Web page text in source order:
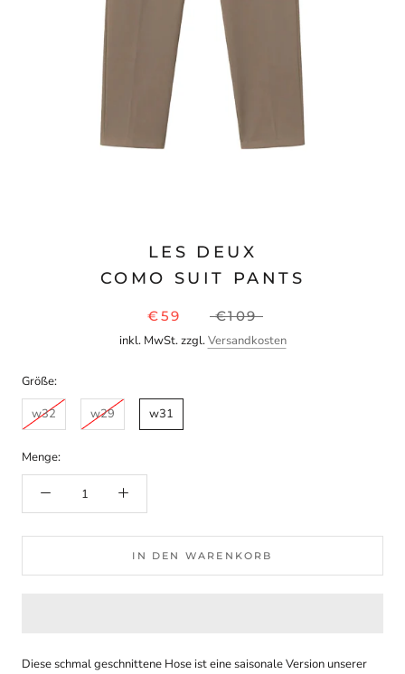
LES DEUX
COMO SUIT PANTS
€59 €109
inkl. MwSt. zzgl.Versandkosten
Größe:
w32
w29 w31
Menge:
IN DEN WARENKORB
Diese schmal geschnittene Hose ist eine saisonale Version unserer